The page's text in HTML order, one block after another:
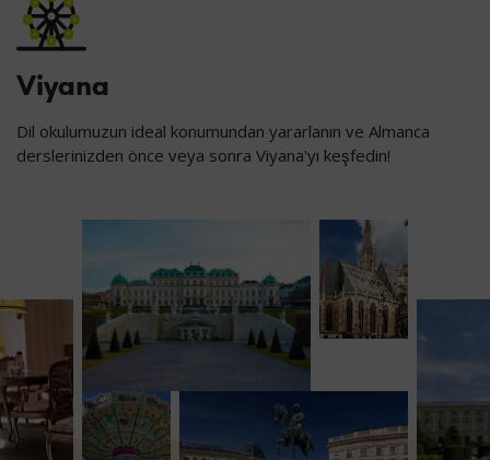
Viyana
Dil okulumuzun ideal konumundan yararlanın ve Almanca
derslerinizden önce veya sonra Viyana'yı keşfedin!